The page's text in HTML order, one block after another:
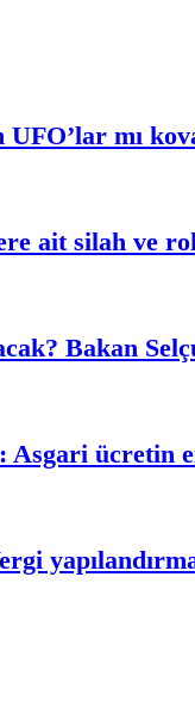
mı
ait silah ve
Bakan
Asgari